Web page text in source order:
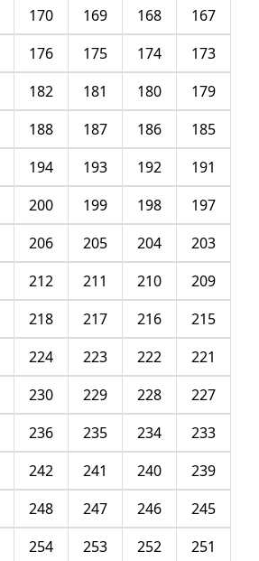
167
168
169
170
173
174
175
176
179
180
181
182
185
186
187
188
191
192
193
194
197
198
199
200
203
204
205
206
209
210
211
212
215
216
217
218
221
222
223
224
227
228
229
230
233
234
235
236
239
240
241
242
245
246
247
248
251
252
253
254